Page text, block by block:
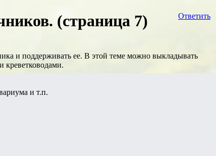
Ответить
(страница 7)
и поддерживать ее. В этой теме можно выкладывать
креветководами.
и т.п.